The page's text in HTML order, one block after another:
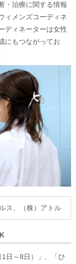
・治療に関する情報
ィメンズコーディネ
ディネーターは女性
にもつながってお
ス、 （株）アトル
日～8日）」、「ひ